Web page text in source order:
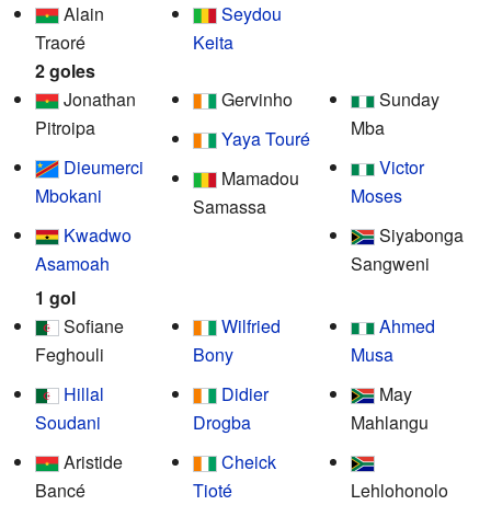
Alain
Traoré
Seydou
Keita
2 goles
Jonathan
Pitroipa
Dieumerci
Mbokani
Kwadwo
Asamoah
Gervinho
Yaya Touré
Mamadou
Samassa
Sunday
Mba
Victor
Moses
Siyabonga
Sangweni
1 gol
Sofiane
Feghouli
Hillal
Soudani
Aristide
Bancé
Wilfried
Bony
Didier
Drogba
Cheick
Tioté
Ahmed
Musa
May
Mahlangu
Lehlohonolo